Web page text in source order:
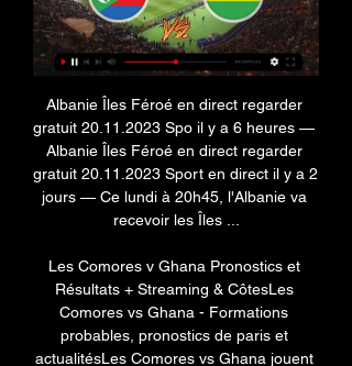
Albanie Îles Féroé en direct regarder gratuit 20.11.2023 Spo il y a 6 heures — Albanie Îles Féroé en direct regarder gratuit 20.11.2023 Sport en direct il y a 2 jours — Ce lundi à 20h45, l'Albanie va recevoir les Îles ...

Les Comores v Ghana Pronostics et Résultats + Streaming & CôtesLes Comores vs Ghana - Formations probables, pronostics de paris et actualitésLes Comores vs Ghana jouent en Qualifications Coupe du Monde, CAF le 21/11/2023, à 16:00 heures UTC. Ici sur Oddspedia, vous pouvez facilement voir le score en direct et les commentaires en direct ainsi que les cotes de tous les bookmakers et de tous les marchés. Vous pouvez également trouver les résultats des matchs précédents entre Les Comores v Ghana et H2H. 

Comores en direct • TV, online, match live gratuitLe match entre Ghana et Comores aura lieu le 18. 01. 2022 à 18:00 heures. Le lieu de rencontre qui se promet d’être chalereuse est Stade Omnisport Roumdé Adjia. La rencontre sera jouée dans le cadre des matches: Coupe d'Afrique des Nations, Football. La diffusion du match à la télévision est prévue sur la chaîne Máximo 360, Startimes Sports Premium, SuperSport PSL, SuperSport Variety 3, Sky Sports Mix, beIN Sports 1 Australia, Sportklub 5, Canal+ Sport 1 Afrique, beIN SPORTS XTRA, beIN Sports 2, 5Sport, Okko Sport, Sportklub 6. La transmission sur l’Internet est disponible à l'adresse: DStv Now, StarTimes App, sportdigital LIVE, SKY GO Extra, Star+, beIN Sports Connect Australia, Kayo Sports, beIN SPORTS CONNECT Canada, Viaplay Denmark, Viaplay Estonia, Elisa Viihde Viaplay, beIN SPORTS CONNECT F. 

Live Comores - Ghana la 2e journée de Eliminatoires CM il y a 1 jour — Suivez le match Comores - Ghana la 2e journée de Eliminatoires CM - Afrique 2026 Canada/Mexico/USA 21/11 en direct live !

Pour ceux qui vivent en France, j'ai bien peur que vous devriez vous satisfaire d'un streaming en ligne. Des liens pourraient être disponible dans les heures à venir alors restez connecter sur nos différentes pages et ouvrez grande les yeux. Dans le radio streaming, restez brancher sur la Radio Domoni Inter et RCM 13, notre Compte Twitter et bien sûr nos Pages Facebook et Google plus restent à votre disposition pour visualiser des images ainsi que des vidéos de ce match Ghana-Comores. Les arbitres de la rencontre Ghana-Comores sont connus: C'est Mohamed RAGAB (Libye), âgé de 40 ans, qui sera au commande de ce match avec ses compatriotes Foaad EL MAGHRABI, Khalid ABULKHIR et Abdallah Baesus ASHRAF Tous les résultats Sportifs des Comores sur «Sports Comores». A suivre en direct toutes les rencontres du foot comorien et de l'équipe nationale des Comores sur nos pages Facebook, Google Plus et compte Twitter. 

Ghana vs Archipel des Comores H2H - Football - Livescore Tête à Tête: Ghana - Archipel des Comores ? H2H » Live football scores » Statistiques ≡ livescores Afficher plus de correspondances Voir les derniers matchs: ...

Dans les pays du monde arabe, à savoir l'Algérie, Bahreïn, Egypte, Iran, Irak, Jordanie, Koweit, Liban, Libye, Maroc, Mauritanie, Oman, Palestique, Qatar, Arabie Saoudite, Somalie, Soudan, Syrie, Tunisie, Emirates Arabes Unis et Yemen, vous pouvez voir le match sur beIN Sports Max 2 (beIN Sports 2HD arabia). Voir le match Ghana-Comores sur beIN Sports 2HD arabia (autrement appelé beIN Sports MAX 2) Pour le reste des pays d'Afrique, rendez-vous sur Eutelsat et cherchez la chaîne SuperSport 5 Africa et SuperSport 9 qui diffuseront le match Ghana-Comores dans les pays qui suivent: Angola, Bénin, Botswana, Burkina Faso, Burundi, Cameroun, Cap-Vert, République centrafricaine, Tchad, Comores, Congo, RD Congo, Cote D'Ivoire, Djibouti, Guinée Équatoriale, Érythrée, Ethiopie, Gabon, Gambie, Ghana, Guinée, Guinée-Bissau, Kenya, Lesotho, Libéria, Madagascar, Malawi, Mali, Maurice, Mozambique, Namibie, Niger, Nigeria, Rwanda, Sao Tome et Principe, Sénégal, Seychelles, Sierra Leone, Afrique du Sud, Soudan du Sud, Swaziland, Tanzanie, Togo, Ouganda, Zambie et Zimbabwe. 

ᐉ Comores - Ghana : pronostics - 21 nov. ✔️ Regardez le match et pariez en direct. Pour regarder les matchs en streaming direct, il faut avoir un compte crédité ou avoir placé un pari dans les 24 ...

Ghana - Comores en direct - Coupe d'Afrique des Nations Suivez en direct le match de Coupe d'Afrique des Nations en Football entre Ghana et Comores sur Eurosport. Le match commence à 20:00 le 18 janvier 2022.

Qualification Coupe du monde 2026: les Cœlacanthes face à l’équipe de Centrafrique - Réunion la 1èreC’est l’événement de ce vendredi 17 novembre 2023 aux Comores. Les Cœlacanthes accueillent la Centrafrique. Le coup d’envoi est prévu à 17h (heure de La Réunion) au stade omnisports de Maluzini. Les deux premières rencontres ont lieu à domicile. Le second match aura lieu, mardi, contre le Ghana. • Publié le 17 novembre 2023 à 11h45 Les performances de l’équipe des Comores au Cameroun en 2021 permettent aux supporters des verts et blancs de rêver à une participation à la Coupe du monde 2026 aux Etats-Unis. Un espoir réel quand l’on sait que cette phase finale s’ouvre à 48 pays, dont 9 à 10 de la zone Afrique, précise Le Monde. Pour s’offrir l’une des neuf ou dix places, l’histoire des Cœlacanthes débute, ce vendredi 17 novembre 2023 à 17h (La Réunion) face à la Centrafrique. 

Dans le groupe E, la Mauritanie concède le nul à domicile face au Burundi. Une histoire de coup-francs, Saidi Ntibazonkiza répondant à Bakary N'diaye dans cet exercice. Les Mourabitounes du Français Corentin Martins prennent provisoirement la tête de la poule devant le Maroc qui recevra vendredi la Centrafrique. Les Burundais marquent eux leur premier point en trois rencontres. Dans le groupe G, les Comores réussissent un nouvel exploit face au Kenya de Victor Wanyama. Après un succès inespéré contre le Togo et un nul miraculeux obtenu à Moroni contre l'Egypte, les Cœlacanthes arrachent un nouveau point du côté du Moi Stadium de Kasarani. 

Mali / République Centrafricaine (TV/Streaming) Sur quelle chaîne et à quelle heure regarder le match de qualifications pour la Coupe du Monde 2026? - SPORT-TVEn tête du groupe I avec le Comores et le Ghana suite à sa victoire contre le Tchad le 17 novembre dernier (3/1), le Mali affronte ce lundi 20 novembre l’équipe de République Centrafricaine au stade du 26 Mars à Bamako pour son deuxième match de qualifications à la Coupe du Monde 2026. Sur quelle chaîne et à quelle heure suivre le match en direct? Sur quelle chaîne TV suivre la rencontre Mali / République Centrafricaine? 📺 Cette rencontre de qualifications pour la Coupe du Monde 2026 entre le Mali et la République Centrafricaine est à suivre en direct à 20h00 sur L’Équipe Live 5 via l’application disponible sur les TV connectée Samsung TV Plus avec un accès direct vers l’Equipe Live. Comment regarder le match Mali / République Centrafricaine en Streaming? 💻 La rencontre est également à suivre en streaming et en direct à 20h00 sur le site l’Equipe, rubrique TV et choisir la chaîne L’Équipe Live 5. 

Où voir le Match Ghana-Comores (2e Tour Préliminaire Coupe du Monde Russie 2018)Aujourd'hui se déroulera au Baba Yara Stadium de Kumasi le match retour du 2e Tour Préliminaire de la Coupe du Monde Russie 2018 opposant les Black Stars du Ghana aux Coelacanthes des Comores. Au match aller les deux équipes s'étaient quittés sur un score nul et vierge de 0-0 donc suspense absolument avant la rencontre de cette après midi. Le Coup d'envoi sera donné à 15h heure locale (15h GMT ou 18h des Comores). Match Retour Ghana-Comores, 2e Tour Préliminaire Coupe du Monde Russie 2018 Ghana-Comores: sur quelle chaîne voir le match en direct? Comme au match aller, nous allons vous présenter quelques chaînes TV où vous pouvez voir le match en direct. 

Où voir le Match Ghana-Comores (2e Tour Préliminaire 17 nov. 2015 — Comores). Match Retour Ghana-Comores, 2e Tour Préliminaire Coupe du Monde Russie 2018. Ghana-Comores: sur quelle chaîne voir le match en direct?

Football - Les Comores s'imposent face au Maroc (2-1) en finale de la Coupe du monde Clermont: revivez le final renversant de cette rencontrePublié le 01/07/2023 à 20h01 Football Finale Coupe Du Monde des Quartiers, Les Comores gagnent, Clermont le0207/2023 Photo Richard Brunel © Richard BRUNEL La Coupe du monde Clermont a vécu son épilogue ce samedi soir avec la finale entre les Comores et le Maroc. Les Comoriens se sont imposés dans les ultimes instants de la rencontre au terme d'une fin de match renversante (2-1). La Coupe du monde Clermont a délivré le nom du successeur de l'Algérie ce samedi soir. Les Comores se sont imposés à l'issur d'un match renversant face à l'Algérie 2 buts à 1. 

Comores Ghana en Direct [LIVE] : Score et résultat Coupe En attendant le début du direct, vous pouvez consulter les cotes du match et nos pronostics pour bien parier sur ce match de Coupe du Monde ! Voir tous les ...

Dans l'onglet statistiques, vous pouvez retrouver les formations de Les Comores - Ghana et le classement. Assurez-vous de ne pas perdre de valeur avec vos paris sur le match entre Les Comores contre Ghana en utilisant des outils tels que les surebets ou dropping odds que nous proposons. Si vous êtes intéressé par d'autres matchs de Qualifications Coupe du Monde, CAF, les prochains matchs de la semaine sont: Ile Maurice - Angola, Libye - CamerounMeilleures côtes de Les Comores v GhanaDétails du matchLes Comores - Ghana Qualifications Coupe du Monde, CAF MondeData; 21/11/2023Heure de début - 16:00 UTCStade; -, -, -Comment regarder en direct streaming Les Comores vs GhanaVous pouvez regarder le match en direct et gratuitement sans publicité et en suivant ces étapes:Étape 1 - Cliquez dans la zone de diffusion en direct ci-dessus et inscrivez-vous gratuitement. 

CAN 2021: le Sénégal et les Comores enchaînent | AfricanewsLe Sénégal reçu trois sur trois dans les éliminatoires de la Coupe d'Afrique des Nations qui aura lieu en 2022. Les Lions de la Teranga ont assuré l'essentiel contre la Guinée